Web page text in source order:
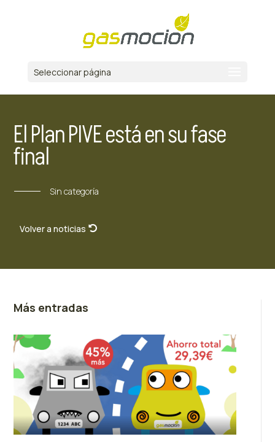
Seleccionar página
El Plan PIVE está en su fase
final
Sin categoría
Volver a noticias
Más entradas